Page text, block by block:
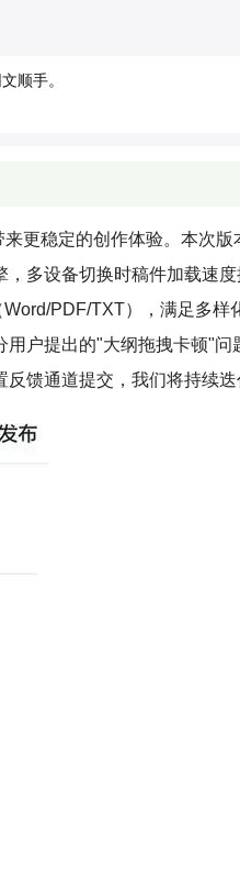
顺手。
更稳定的创作体验。本次版
多设备切换时稿件加载速度
PDF/TXT），满足多样
户提出的"大纲拖拽卡顿"问
馈通道提交，我们将持续迭